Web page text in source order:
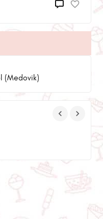
(Medovik)
keyboard_arrow_left keyboard_arrow_right